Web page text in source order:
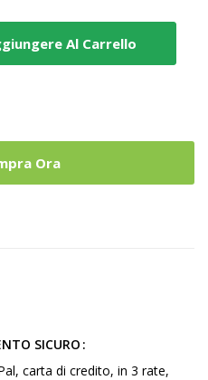
Al Carrello
Ora
SICURO
carta di credito, in 3 rate,